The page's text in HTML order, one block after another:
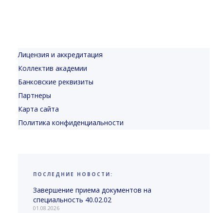
Лицензия и аккредитация
Коллектив академии
Банковские реквизиты
Партнеры
Карта сайта
Политика конфиденциальности
ПОСЛЕДНИЕ НОВОСТИ:
Завершение приема документов на
специальность 40.02.02
01.08.2026